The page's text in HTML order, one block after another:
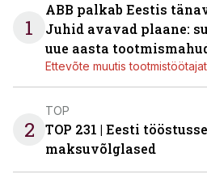
1
ABB palkab Eestis
Juhid avavad plaane:
uue aasta
Ettevõte muutis
2
TOP
TOP 231 | Eesti
maksuvõlglased